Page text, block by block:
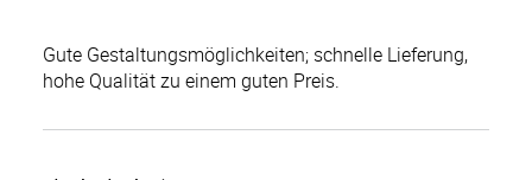
Gute Gestaltungsmöglichkeiten; schnelle Lieferung,
hohe Qualität zu einem guten Preis.